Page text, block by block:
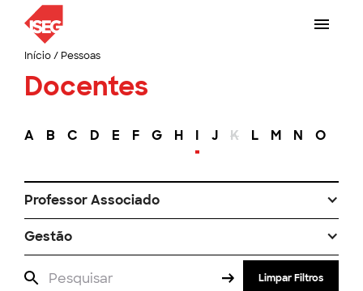
Início/ Pessoas
Docentes
A B C D E F G H I J K L M N O
Professor Associado
Gestão
Limpar Filtros